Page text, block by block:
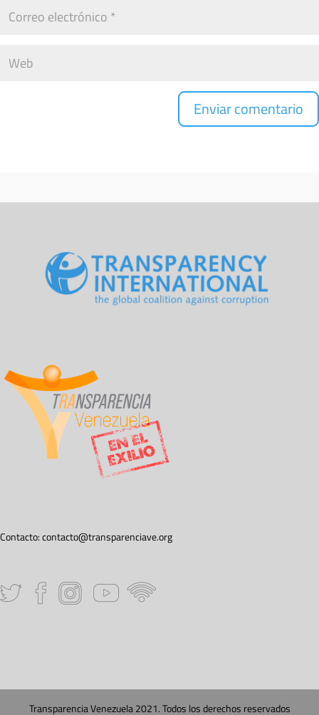
Contacto:contacto@transparenciave.org
Transparencia Venezuela 2021. Todos los derechos reservados